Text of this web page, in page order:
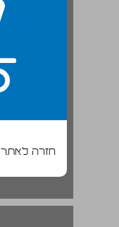
חזרה לאתר
2.1.2 התכונות הפונטיות של ההגאים ... 26